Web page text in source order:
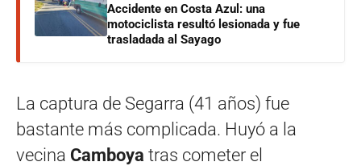
Accidente en Costa Azul: una
motociclista resultó lesionada y fue
trasladada al Sayago
La captura de Segarra (41 años) fue
bastante más complicada. Huyó a la
vecina Camboya tras cometer el